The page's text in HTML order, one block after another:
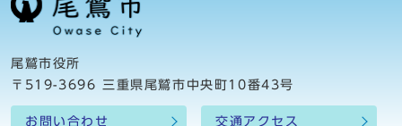
尾鷲市役所
〒519-3696 三重県尾鷲市中央町10番43号
お問い合わせ 交通アクセス